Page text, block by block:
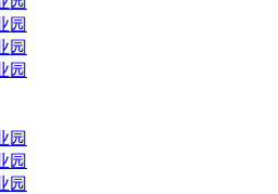
园
园
园
园
园
园